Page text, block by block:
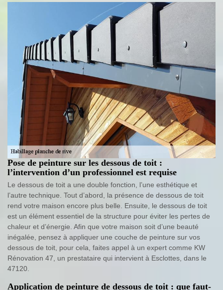
Pose de peinture sur les dessous de toit :
l’intervention d’un professionnel est requise
Le dessous de toit a une double fonction, l’une esthétique et
l’autre technique. Tout d’abord, la présence de dessous de toit
rend votre maison encore plus belle. Ensuite, le dessous de toit
est un élément essentiel de la structure pour éviter les pertes de
chaleur et d’énergie. Afin que votre maison soit d’une beauté
inégalée, pensez à appliquer une couche de peinture sur vos
dessous de toit, pour cela, faites appel à un expert comme KW
Rénovation 47, un prestataire qui intervient à Esclottes, dans le
47120.
Application de peinture de dessous de toit : que faut-